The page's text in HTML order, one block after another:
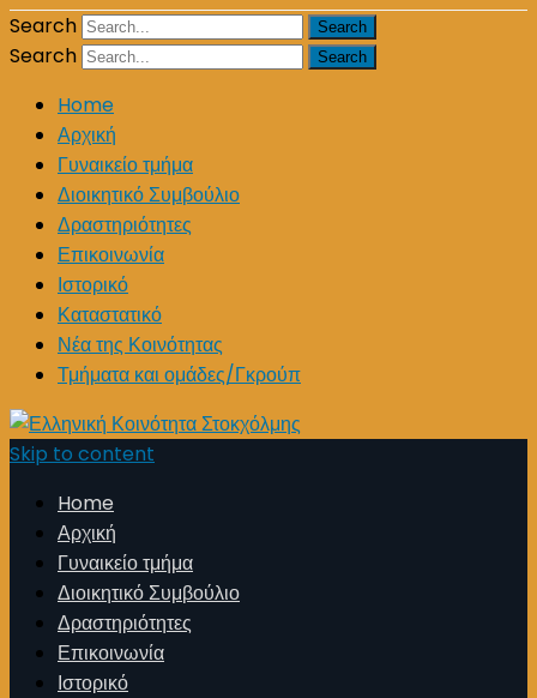
Search
Search
Home
Αρχική
Γυναικείο τμήμα
Διοικητικό Συμβούλιο
Δραστηριότητες
Επικοινωνία
Ιστορικό
Καταστατικό
Νέα της Κοινότητας
Τμήματα και ομάδες/Γκρούπ
Skip to content
Home
Αρχική
Γυναικείο τμήμα
Διοικητικό Συμβούλιο
Δραστηριότητες
Επικοινωνία
Ιστορικό